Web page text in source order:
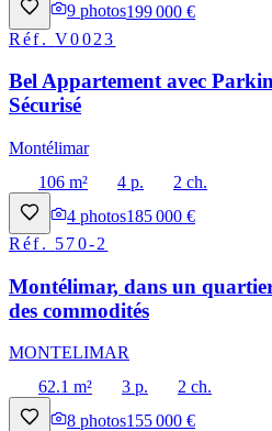
9 photos199 000 €
Réf.V0023
Bel Appartement avec
Sécurisé
Montélimar
106 m²
4 p.
2 ch.
4 photos185 000 €
Réf. 570-2
Montélimar, dans un
des commodités
MONTELIMAR
62.1 m²
3 p.
2 ch.
8 photos155 000 €